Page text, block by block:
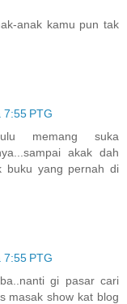
anak kamu pun tak
PTG
memang suka
akak dah
buku yang pernah di
PTG
gi pasar cari
masak show kat blog